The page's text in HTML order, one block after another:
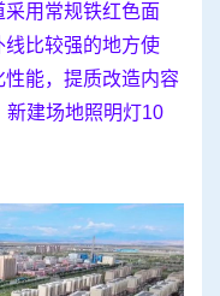
用常规铁红色面
比较强的地方使
能，提质改造内容
新建场地照明灯10